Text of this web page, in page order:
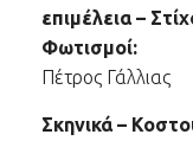
επιμέλεια –
Φωτισμοί:
Πέτρος Γάλλιας
Σκηνικά –